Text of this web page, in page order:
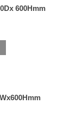
600Hmm